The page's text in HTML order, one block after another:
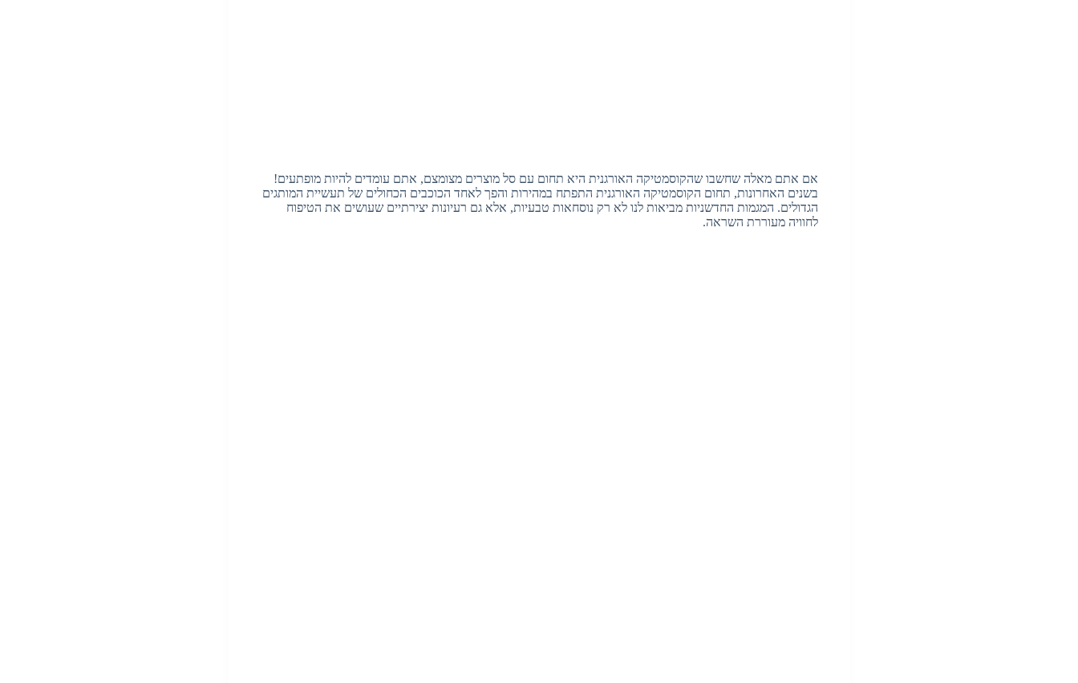
אם אתם מאלה שחשבו שהקוסמטיקה האורגנית היא תחום עם סל מוצרים מצומצם, אתם עומדים להיות מופתעים!
בשנים האחרונות, תחום הקוסמטיקה האורגנית התפתח במהירות והפך לאחד הכוכבים הכחולים של תעשיית המותגים
הגדולים. המגמות החדשניות מביאות לנו לא רק נוסחאות טבעיות, אלא גם רעיונות יצירתיים שעושים את הטיפוח
לחוויה מעוררת השראה.